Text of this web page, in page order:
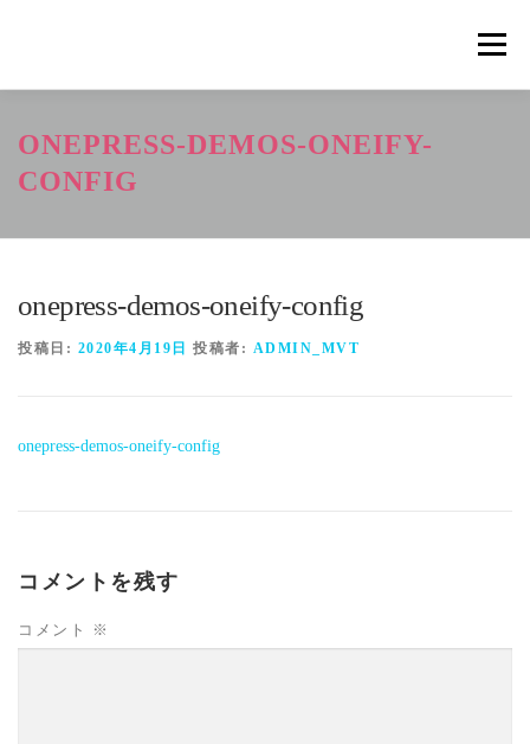
ン
メニュ
概要 METHOD トレーニングの効果
新着情報 ショップ お問合せ
ONEPRESS-DEMOS-ONEIFY-
CONFIG
onepress-demos-oneify-config
投稿日: 2020年4月19日 投稿者: ADMIN_MVT
onepress-demos-oneify-config
コメントを残す
コメント ※